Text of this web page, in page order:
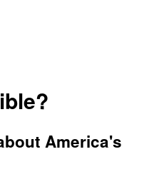
America's